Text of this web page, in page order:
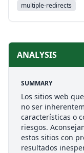
multiple-redirects
ANALYSIS
SUMMARY
Los sitios web
no ser
características o
riesgos.
estos sitios con
resultados